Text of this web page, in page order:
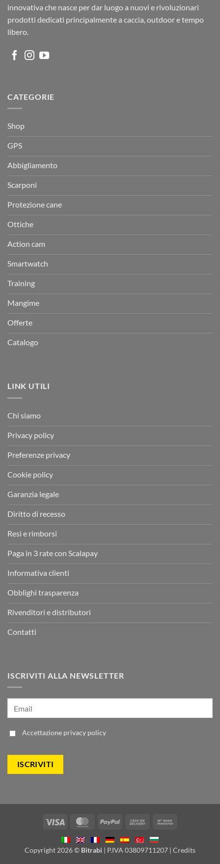
innovativa che nasce per dar luogo a nuovi e rivoluzionari
prodotti dedicati principalmente a caccia, outdoor e tempo
libero.
CATEGORIE
Shop
GPS
Abbigliamento
Scarponi
Protezione cane
Ottiche
Action cam
Smartwatch
Training
Mangime
Offerte
Catalogo
LINK UTILI
Chi siamo
Privacy policy
Preferenze privacy
Cookie policy
Garanzia legale
Diritto di recesso
Resi e rimborsi
Paga in 3 rate con Scalapay
Informativa clienti
Obblighi trasparenza
Rivenditori e distributori
Contatti
ISCRIVITI ALLA NEWSLETTER
Accettazione privacy policy
Visa MasterCardPayPal
Cash
Delivery
Copyright 2026 © Bitrabi | P.IVA 03809711207 | Credits